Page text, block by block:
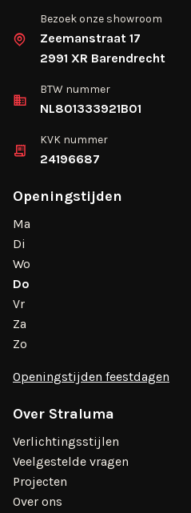
Bezoek onze showroom
Zeemanstraat 17
2991 XR Barendrecht
BTW nummer
NL801333921B01
KVK nummer
24196687
Openingstijden
Ma
Di
Wo
Do
Vr
Za
Zo
Openingstijden feestdagen
Over Straluma
Verlichtingsstijlen
Veelgestelde vragen
Projecten
Over ons